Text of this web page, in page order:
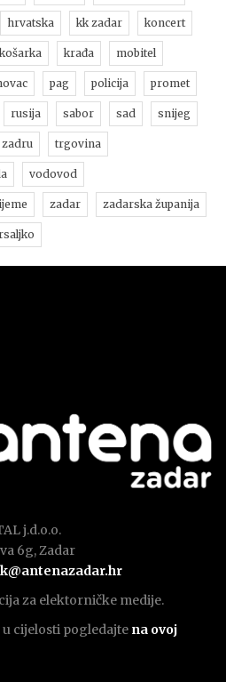
hrvatska kk zadar koncert
košarka krađa mobitel
pag policija promet
rusija sabor sad snijeg
zadru trgovina
vodovod
zadar zadarska županija
j.d.o.o.
6g, Zadar
za elektorničke medije.
cijelosti pogledajte na ovoj